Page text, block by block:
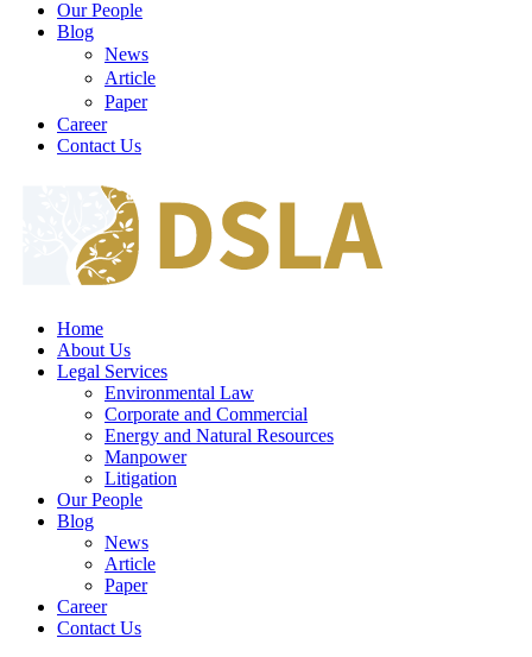
Our People
Blog
News
Article
Paper
Career
Contact Us
Home
About Us
Legal Services
Environmental Law
Corporate and Commercial
Energy and Natural Resources
Manpower
Litigation
Our People
Blog
News
Article
Paper
Career
Contact Us